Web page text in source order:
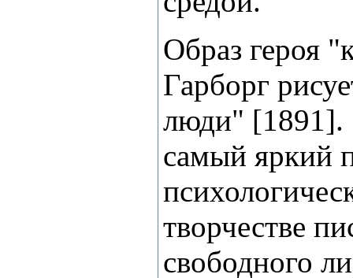
Образ героя
Гарборг
люди" [1891].
самый яркий
творчестве
свободного